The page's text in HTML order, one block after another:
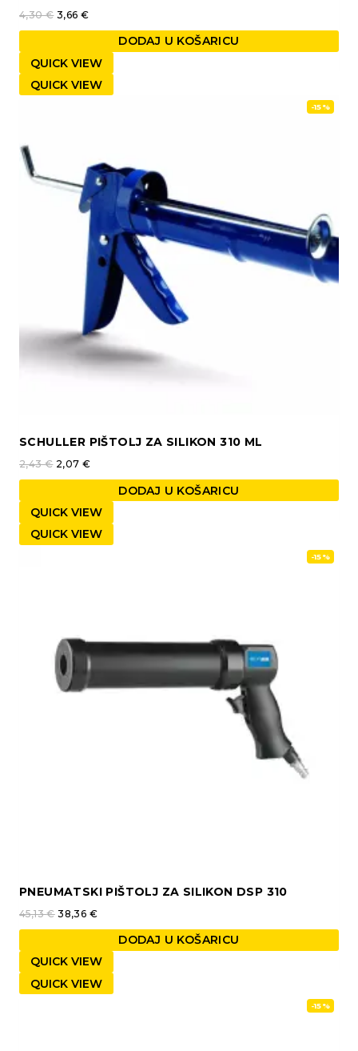
4,30€ 3,66 €
DODAJ U KOŠARICU
QUICK VIEW
QUICK VIEW
-15%
SCHULLER PIŠTOLJ ZA SILIKON 310 ML
2,43€ 2,07 €
DODAJ U KOŠARICU
QUICK VIEW
QUICK VIEW
-15%
PNEUMATSKI PIŠTOLJ ZA SILIKON DSP 310
45,13€ 38,36 €
DODAJ U KOŠARICU
QUICK VIEW
QUICK VIEW
-15%